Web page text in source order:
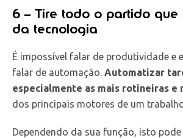
6 – Tire todo o partido que
da tecnologia
É impossível falar de produtividade e
falar de automação. Automatizar
especialmente as mais rotineiras
dos principais motores de um
Dependendo da sua função, isto